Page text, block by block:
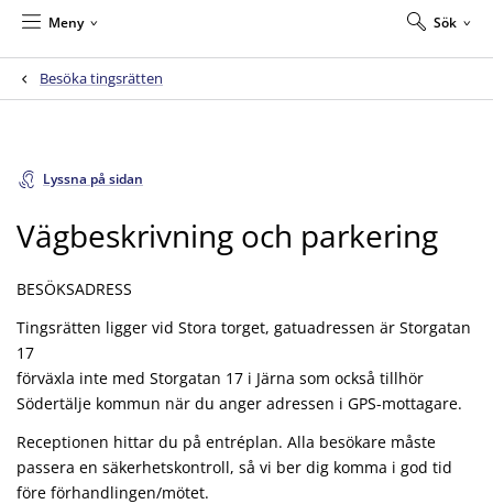
Sök
Meny
Besöka tingsrätten
Lyssna på sidan
Vägbeskrivning och parkering
BESÖKSADRESS
Tingsrätten ligger vid Stora torget, gatuadressen är Storgatan
17
förväxla inte med Storgatan 17 i Järna som också tillhör
Södertälje kommun när du anger adressen i GPS-mottagare.
Receptionen hittar du på entréplan. Alla besökare måste
passera en säkerhetskontroll, så vi ber dig komma i god tid
före förhandlingen/mötet.